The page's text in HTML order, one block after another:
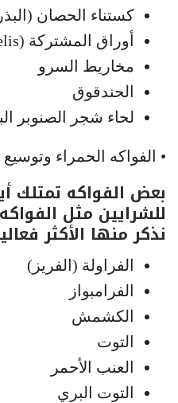
كستناء الحصان
أوراق المشتركة (hamamelis)
مخاريط السرو
الحندقوق
لحاء شجر الصنوبر
• الفواكه الحمراء
بعض الفواكه تمتلك
للشرايين مثل
نذكر منها الأكثر
الفراولة (الفريز)
الفرامبواز
الكشمش
التوت
العنب الأحمر
التوت البري